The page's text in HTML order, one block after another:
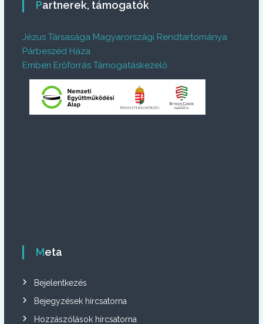
Partnerek, támogatók
Jézus Társasága Magyarországi Rendtartománya
Párbeszéd Háza
Emberi Erőforrás Támogatáskezelő
Meta
Bejelentkezés
Bejegyzések hírcsatorna
Hozzászólások hírcsatorna